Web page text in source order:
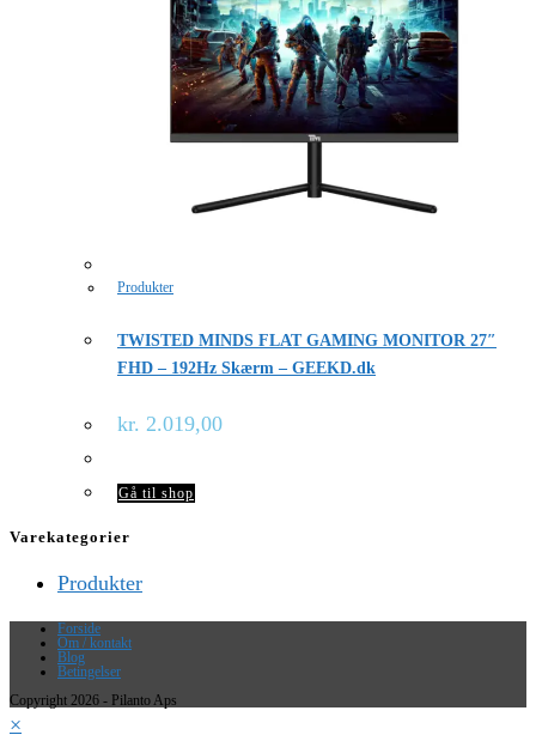
Produkter
TWISTED MINDS FLAT GAMING MONITOR 27″
FHD – 192Hz Skærm – GEEKD.dk
kr. 2.019,00
Gå til shop
Varekategorier
Produkter
Forside
Om / kontakt
Blog
Betingelser
Copyright 2026 - Pilanto Aps
×